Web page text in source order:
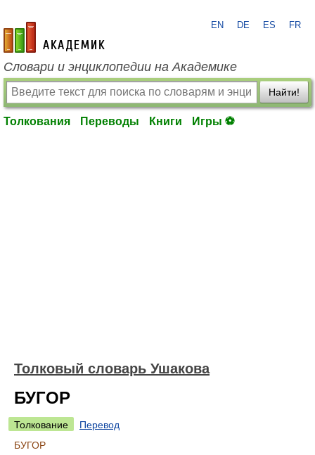
academic.ru
EN DE ES FR
Словари и энциклопедии на Академике
Найти!
Толкования Переводы Книги Игры ⚽
Толковый словарь Ушакова
БУГОР
Толкование
Перевод
БУГОР